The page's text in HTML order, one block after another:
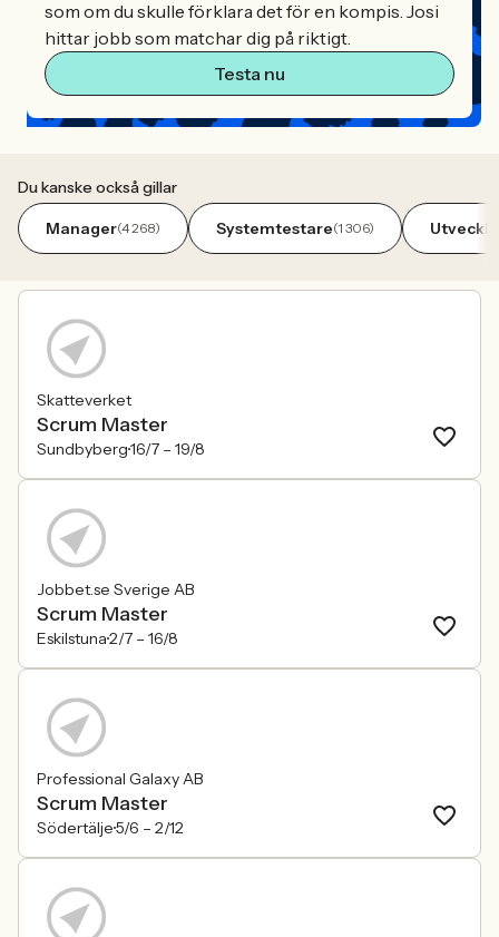
som om du skulle förklara det för en kompis. Josi
hittar jobb som matchar dig på riktigt.
Testa nu
Du kanske också gillar
Manager(4 268) Systemtestare(1 306)
Skatteverket
Scrum Master
Sundbyberg16/7 – 19/8
Jobbet.se Sverige AB
Scrum Master
Eskilstuna2/7 – 16/8
Professional Galaxy AB
Scrum Master
Södertälje5/6 – 2/12